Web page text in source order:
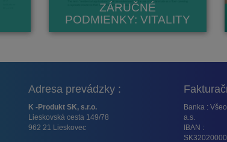
ZÁRUČNÉ
PODMIENKY: VITALITY
Adresa prevádzky :
K -Produkt SK, s.r.o.
Lieskovská cesta 149/78
962 21 Lieskovec
Banka :
a.s.
IBAN :